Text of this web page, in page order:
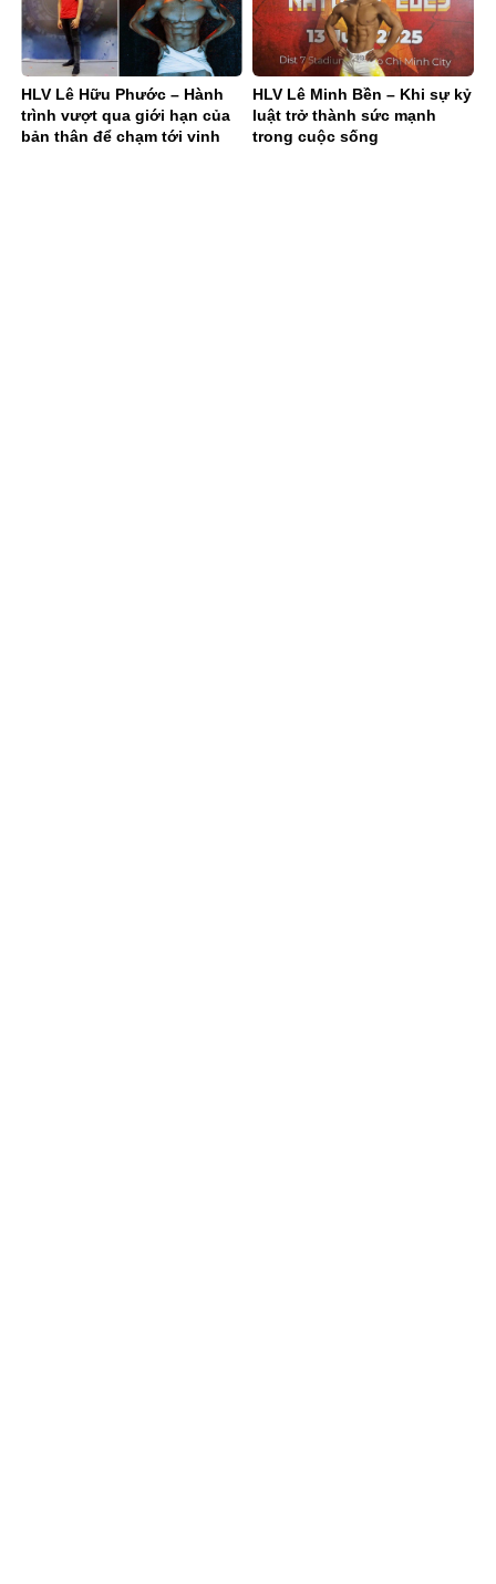
HLV Lê Hữu Phước – Hành
trình vượt qua giới hạn của
bản thân để chạm tới vinh
HLV Lê Minh Bền – Khi sự kỷ
luật trở thành sức mạnh
trong cuộc sống